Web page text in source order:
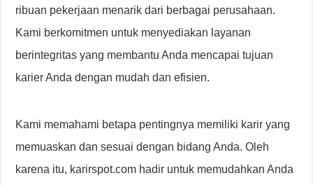
ribuan pekerjaan menarik dari berbagai perusahaan.
Kami berkomitmen untuk menyediakan layanan
berintegritas yang membantu Anda mencapai tujuan
karier Anda dengan mudah dan efisien.
Kami memahami betapa pentingnya memiliki karir yang
memuaskan dan sesuai dengan bidang Anda. Oleh
karena itu, karirspot.com hadir untuk memudahkan Anda